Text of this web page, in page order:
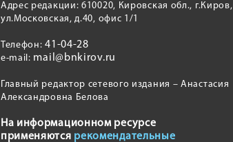
Адрес редакции: 610020, Кировская обл., г.Киров,
ул.Московская, д.40, офис 1/1
Телефон:41-04-28
e-mail: mail@bnkirov.ru
Главный редактор сетевого издания – Анастасия
Александровна Белова
На информационном ресурсе
применяются рекомендательные